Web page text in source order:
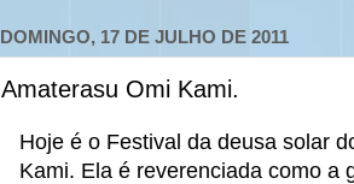
DOMINGO, 17 DE JULHO DE 2011
Amaterasu Omi Kami.
Hoje é o Festival da deusa solar
Kami. Ela é reverenciada como a